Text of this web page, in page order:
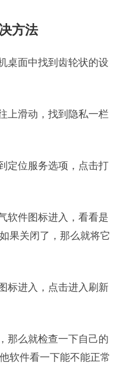
方法
桌面中找到齿轮状的设
上滑动，找到隐私一栏
定位服务选项，点击打
软件图标进入，看看是
果关闭了，那么就将它
标进入，点击进入刷新
那么就检查一下自己的
软件看一下能不能正常